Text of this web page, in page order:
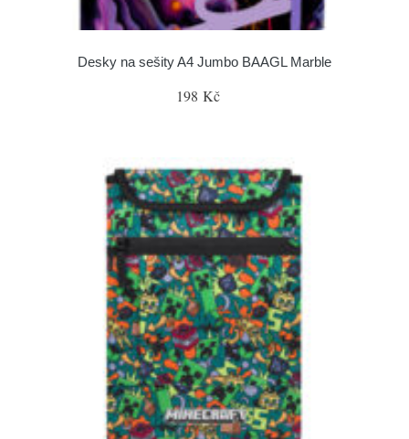
Desky na sešity A4 Jumbo BAAGL Marble
198 Kč